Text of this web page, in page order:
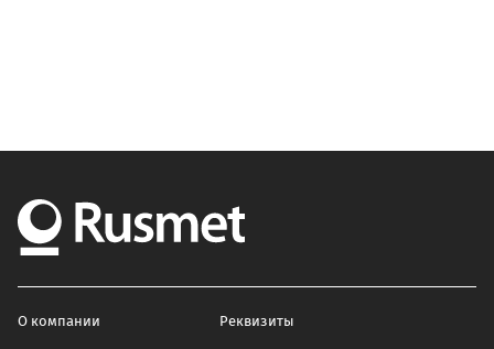
О компании Реквизиты